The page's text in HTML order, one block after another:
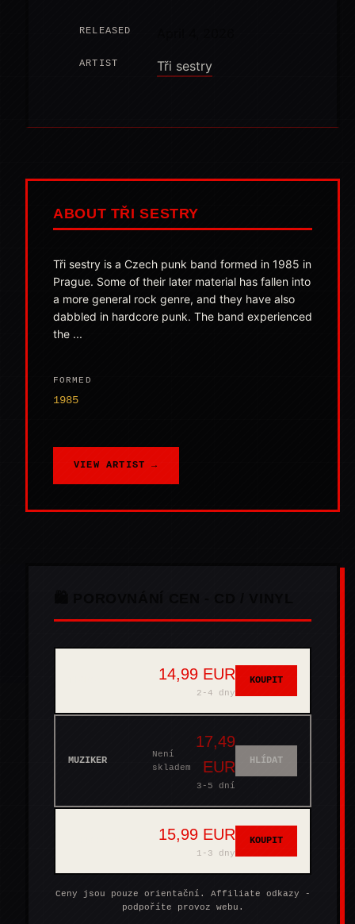
RELEASED
ARTIST Tři sestry
ABOUT TŘI SESTRY
Tři sestry is a Czech punk band formed in 1985 in
Prague. Some of their later material has fallen into
a more general rock genre, and they have also
dabbled in hardcore punk. The band experienced
the ...
FORMED
1985
VIEW ARTIST →
14,99 EUR
2-4 dny
KOUPIT
MUZIKER
Není
skladem
17,49
EUR
3-5 dní
HLÍDAT
15,99 EUR
1-3 dny
KOUPIT
Ceny jsou pouze orientační. Affiliate odkazy -
podpoříte provoz webu.